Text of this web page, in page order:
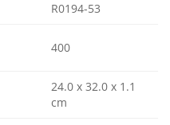
R0194-53
400
24.0 x 32.0 x 1.1
cm